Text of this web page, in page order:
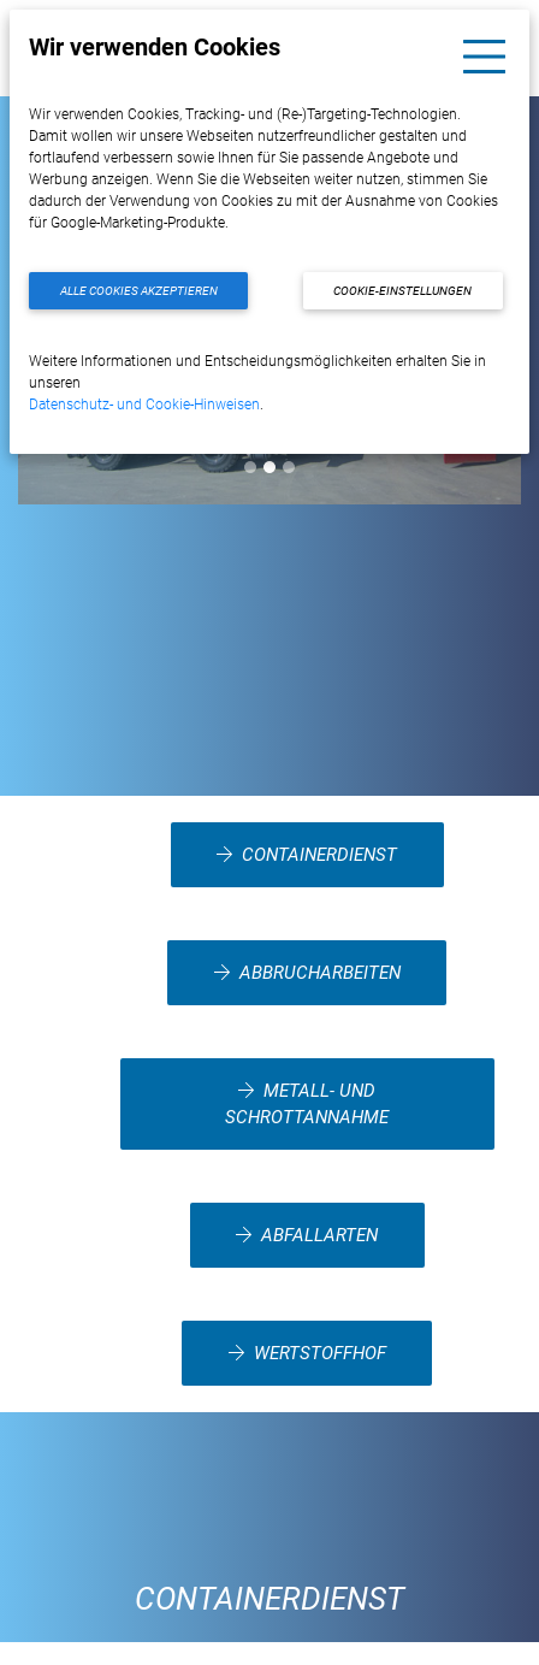
CONTAINERDIENST
ABBRUCHARBEITEN
METALL- UND
SCHROTTANNAHME
ABFALLARTEN
WERTSTOFFHOF
CONTAINERDIENST
Wir verwenden Cookies
Wir verwenden Cookies, Tracking- und (Re-)Targeting-Technologien.
Damit wollen wir unsere Webseiten nutzerfreundlicher gestalten und
fortlaufend verbessern sowie Ihnen für Sie passende Angebote und
Werbung anzeigen. Wenn Sie die Webseiten weiter nutzen, stimmen Sie
dadurch der Verwendung von Cookies zu mit der Ausnahme von Cookies
für Google-Marketing-Produkte.
ALLE COOKIES AKZEPTIEREN COOKIE-EINSTELLUNGEN
Weitere Informationen und Entscheidungsmöglichkeiten erhalten Sie in
unseren
Datenschutz- und Cookie-Hinweisen.